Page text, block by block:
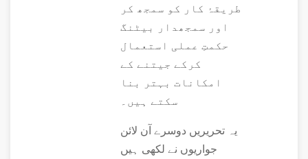
طریقۂ کار کو سمجھ کر
اور سمجھدار بیٹنگ
حکمتِ عملی استعمال
کرکے جیتنے کے
امکانات بہتر بنا
سکتے ہیں۔
یہ تحریریں دوسرے آن لائن
جواریوں نے لکھی ہیں